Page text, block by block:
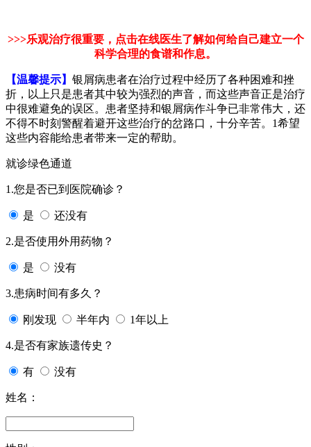
>>>乐观治疗很重要，点击在线医生了解如何给自己建立一个
科学合理的食谱和作息。
【温馨提示】 银屑病患者在治疗过程中经历了各种困难和挫
折，以上只是患者其中较为强烈的声音，而这些声音正是治疗
中很难避免的误区。患者坚持和银屑病作斗争已非常伟大，还
不得不时刻警醒着避开这些治疗的岔路口，十分辛苦。1希望
这些内容能给患者带来一定的帮助。
就诊绿色通道
1.您是否已到医院确诊？
是 还没有
2.是否使用外用药物？
是 没有
3.患病时间有多久？
刚发现 半年内 1年以上
4.是否有家族遗传史？
有 没有
姓名：